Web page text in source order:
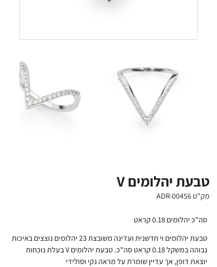
טבעת יהלומים V
מק"ט ADR-00456
סה"כ יהלומים 0.18 קראט
טבעת יהלומים וי חדשנית ועדינה משובצת 23 יהלומים נוצצים באיכות
גבוהה במשקל 0.18 קראט סה"כ. טבעת יהלומים V בעלת נוכחות
יוצאת דופן, אך עדיין שומרת על מראה נקי וסולידי